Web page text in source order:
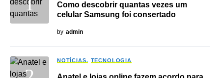
Como descobrir quantas vezes um
celular Samsung foi consertado
by admin
NOTÍCIAS TECNOLOGIA